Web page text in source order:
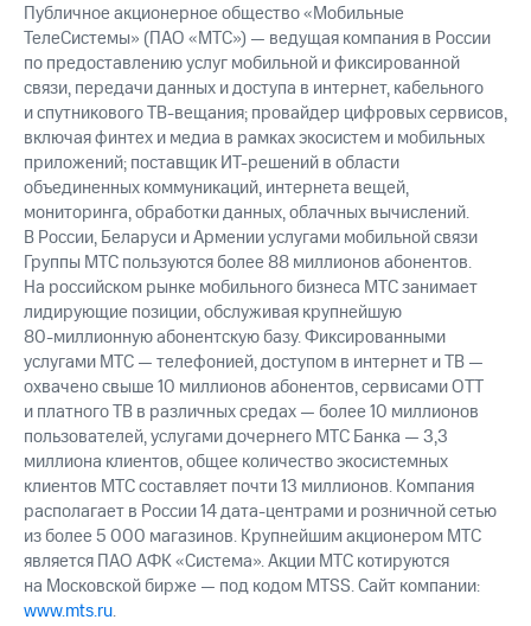
деловая этика
На главную
Публичное акционерное общество «Мобильные
ТелеСистемы» (ПАО «МТС») — ведущая компания в России
по предоставлению услуг мобильной и фиксированной
связи, передачи данных и доступа в интернет, кабельного
и спутникового ТВ-вещания; провайдер цифровых сервисов,
включая финтех и медиа в рамках экосистем и мобильных
приложений; поставщик ИТ-решений в области
объединенных коммуникаций, интернета вещей,
мониторинга, обработки данных, облачных вычислений.
В России, Беларуси и Армении услугами мобильной связи
Группы МТС пользуются более 88 миллионов абонентов.
На российском рынке мобильного бизнеса МТС занимает
лидирующие позиции, обслуживая крупнейшую
80-миллионнуюабонентскую базу. Фиксированными
услугами МТС — телефонией, доступом в интернет и ТВ —
охвачено свыше 10 миллионов абонентов, сервисами OTT
и платного ТВ в различных средах — более 10 миллионов
пользователей, услугами дочернего МТС Банка — 3,3
миллиона клиентов, общее количество экосистемных
клиентов МТС составляет почти 13 миллионов. Компания
располагает в России 14 дата-центрами и розничной сетью
из более 5 000 магазинов. Крупнейшим акционером МТС
является ПАО АФК «Система». Акции МТС котируются
на Московской бирже — под кодом MTSS. Сайт компании:
www.mts.ru.